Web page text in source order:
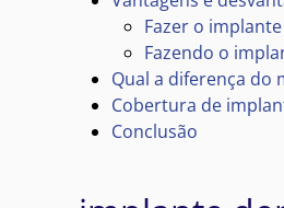
Fazer o
Fazendo o
Qual a diferença
Cobertura de
Conclusão